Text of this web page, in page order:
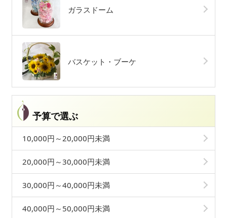
ガラスドーム
バスケット・ブーケ
予算で選ぶ
10,000円～20,000円未満
20,000円～30,000円未満
30,000円～40,000円未満
40,000円～50,000円未満